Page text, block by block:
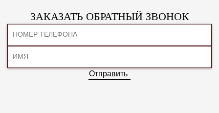
ЗАКАЗАТЬ ОБРАТНЫЙ ЗВОНОК
Отправить